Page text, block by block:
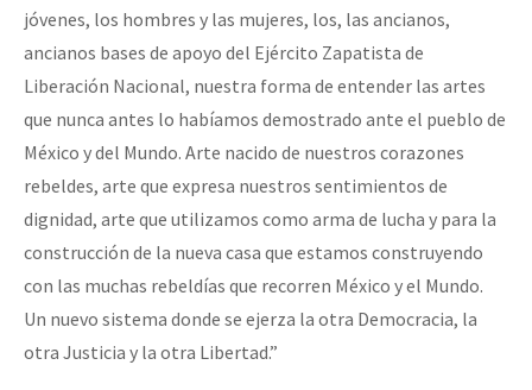
jóvenes, los hombres y las mujeres, los, las ancianos,
ancianos bases de apoyo del Ejército Zapatista de
Liberación Nacional, nuestra forma de entender las artes
que nunca antes lo habíamos demostrado ante el pueblo de
México y del Mundo. Arte nacido de nuestros corazones
rebeldes, arte que expresa nuestros sentimientos de
dignidad, arte que utilizamos como arma de lucha y para la
construcción de la nueva casa que estamos construyendo
con las muchas rebeldías que recorren México y el Mundo.
Un nuevo sistema donde se ejerza la otra Democracia, la
otra Justicia y la otra Libertad.”